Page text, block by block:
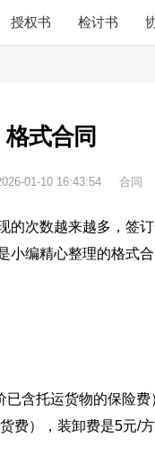
授权书 检讨书
格式合同
01-10 16:43:54 合同
的次数越来越多，签
编精心整理的格式
含托运货物的保险
费），装卸费是5元/方